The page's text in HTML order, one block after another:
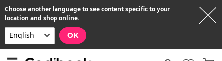
Choose another language to see content specific to your
location and shop online.
OK